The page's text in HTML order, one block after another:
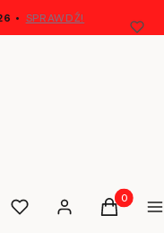
• SPRAWDŹ!
UlubioneZaloguj sięProdukty
Koszyk